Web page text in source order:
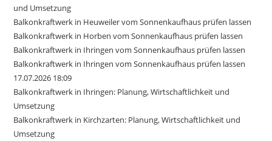
und Umsetzung
Balkonkraftwerk in Heuweiler vom Sonnenkaufhaus prüfen lassen
Balkonkraftwerk in Horben vom Sonnenkaufhaus prüfen lassen
Balkonkraftwerk in Ihringen vom Sonnenkaufhaus prüfen lassen
Balkonkraftwerk in Ihringen vom Sonnenkaufhaus prüfen lassen
17.07.2026 18:09
Balkonkraftwerk in Ihringen: Planung, Wirtschaftlichkeit und
Umsetzung
Balkonkraftwerk in Kirchzarten: Planung, Wirtschaftlichkeit und
Umsetzung